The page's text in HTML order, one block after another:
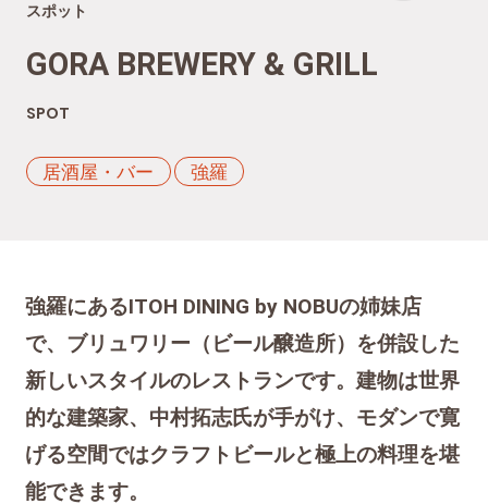
スポット
GORA BREWERY & GRILL
SPOT
居酒屋・バー 強羅
強羅にあるITOH DINING by NOBUの姉妹店
で、ブリュワリー（ビール醸造所）を併設した
新しいスタイルのレストランです。建物は世界
的な建築家、中村拓志氏が手がけ、モダンで寛
げる空間ではクラフトビールと極上の料理を堪
能できます。